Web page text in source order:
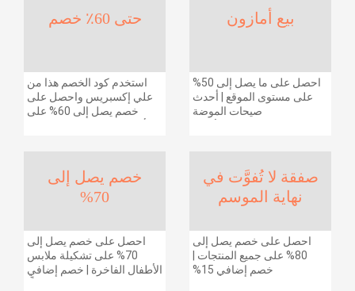
حتى 60٪ خصم
استخدم كود الخصم هذا من
علي إكسبريس واحصل على
خصم يصل إلى 60% على
الطلبات التي تزيد قيمتها عن
1425 ريالًا سعوديًا | شحن مج
بيع أمازون
احصل على ما يصل إلى 50%
على مستوى الموقع | أحدث
صيحات الموضة
خصم يصل إلى
70%
احصل على خصم يصل إلى
70% على تشكيلة ملابس
الأطفال الفاخرة | خصم إضافي
صفقة لا تُفوَّت في
نهاية الموسم
احصل على خصم يصل إلى
80% على جميع المنتجات |
خصم إضافي 15%